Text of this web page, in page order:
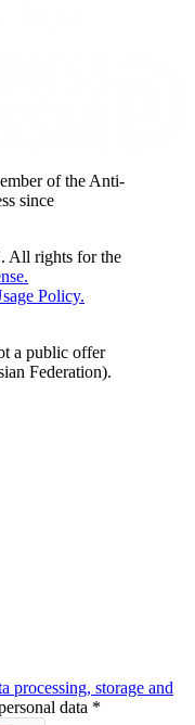
of the Anti-
since
All rights for the
Policy.
a public offer
Federation).
processing, storage and
data *